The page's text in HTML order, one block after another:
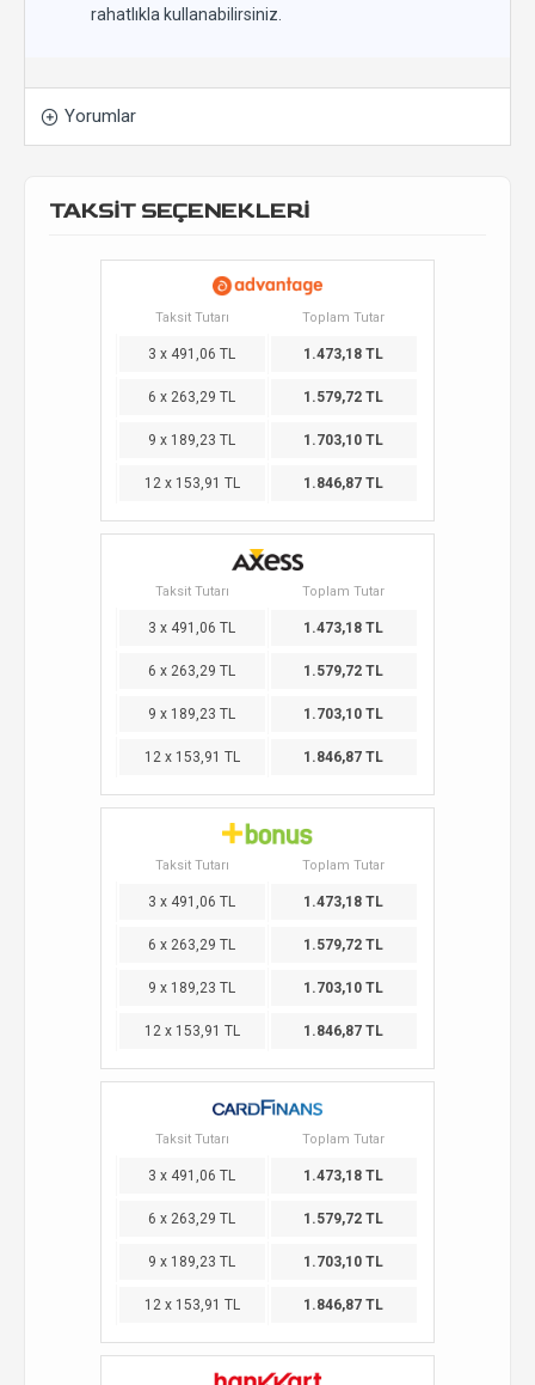
rahatlıkla kullanabilirsiniz.
Yorumlar
TAKSİT SEÇENEKLERİ
Taksit Tutarı Toplam Tutar
3 x 491,06 TL 1.473,18 TL
6 x 263,29 TL 1.579,72 TL
9 x 189,23 TL 1.703,10 TL
12 x 153,91 TL 1.846,87 TL
Taksit Tutarı Toplam Tutar
3 x 491,06 TL 1.473,18 TL
6 x 263,29 TL 1.579,72 TL
9 x 189,23 TL 1.703,10 TL
12 x 153,91 TL 1.846,87 TL
Taksit Tutarı Toplam Tutar
3 x 491,06 TL 1.473,18 TL
6 x 263,29 TL 1.579,72 TL
9 x 189,23 TL 1.703,10 TL
12 x 153,91 TL 1.846,87 TL
Taksit Tutarı Toplam Tutar
3 x 491,06 TL 1.473,18 TL
6 x 263,29 TL 1.579,72 TL
9 x 189,23 TL 1.703,10 TL
12 x 153,91 TL 1.846,87 TL